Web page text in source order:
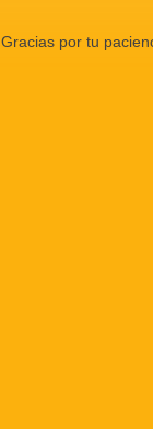
Gracias por tu